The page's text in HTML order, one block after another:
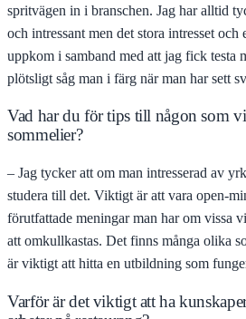
spritvägen in i branschen. Jag har alltid
och intressant men det stora intresset och
uppkom i samband med att jag fick testa
plötsligt såg man i färg när man har sett
Vad har du för tips till någon som
sommelier?
– Jag tycker att om man intresserad av
studera till det. Viktigt är att vara open-
förutfattade meningar man har om vissa
att omkullkastas. Det finns många olika
är viktigt att hitta en utbildning som
Varför är det viktigt att ha